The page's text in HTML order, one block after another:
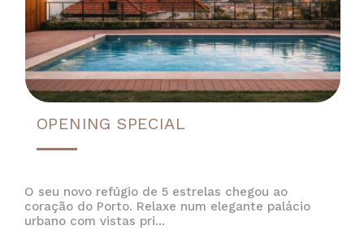
OPENING SPECIAL
O seu novo refúgio de 5 estrelas chegou ao
coração do Porto. Relaxe num elegante palácio
urbano com vistas pri...